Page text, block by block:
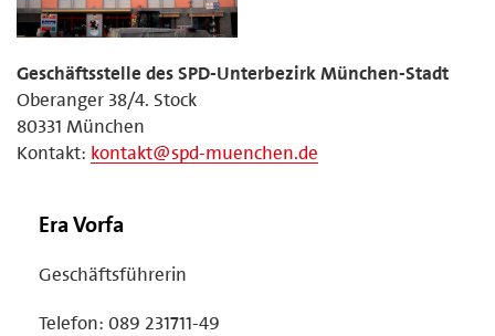
Geschäftsstelle des SPD-Unterbezirk München-Stadt
Oberanger 38/4. Stock
80331 München
Kontakt: kontakt@spd-muenchen.de
Era Vorfa
Geschäftsführerin
Telefon: 089 231711-49